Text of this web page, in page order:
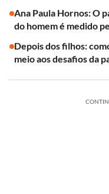
Ana Paula Hornos: O
do homem é medido
Depois dos filhos:
meio aos desafios da